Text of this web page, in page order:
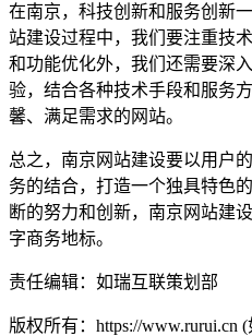
在南京，科技创新和服务创新
站建设过程中，我们要注重技
和功能优化外，我们还需要深
验，结合各种技术手段和服务
馨、满足需求的网站。
总之，南京网站建设要以用户
务的结合，打造一个独具特色
断的努力和创新，南京网站建
字商务地标。
责任编辑：如瑞互联策划部
版权所有：https://www.rurui.cn